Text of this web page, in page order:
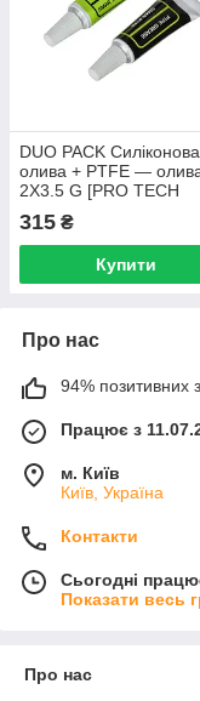
DUO PACK Силіконова
олива + PTFE —
2X3.5 G [PRO TECH
GUNS] [PRO TECH
(для страйкболу)
315 ₴
Купити
Про нас
94% позитивних з
Працює з
м. Київ
Київ, Україна
Контакти
Сьогодні
Показати весь
Про нас